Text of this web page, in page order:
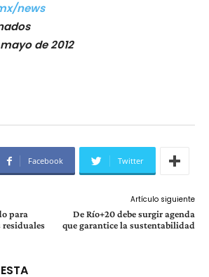
news
de 2012
Facebook Twitter
para
residuales
Artículo siguiente
De Río+20 debe surgir agenda
que garantice la sustentabilidad